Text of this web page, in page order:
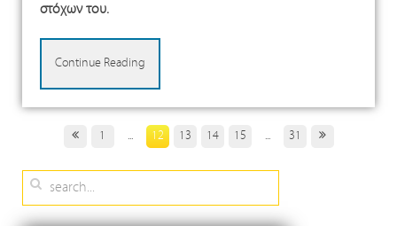
στόχων του.
Continue Reading
1 ... 12 13 14 15 ... 31